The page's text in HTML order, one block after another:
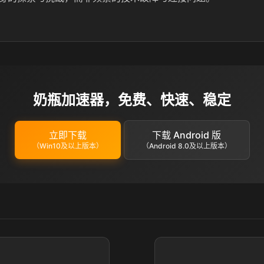
奶瓶加速器，免费、快速、稳定
立即下载
（Win10及以上版本）
下载 Android 版
（Android 8.0及以上版本）